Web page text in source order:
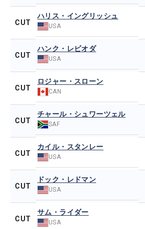
CUT
ハリス・イングリッシュ
USA
CUT
ハンク・レビオダ
USA
CUT
ロジャー・スローン
CAN
CUT
チャール・シュワーツェル
SAF
CUT
カイル・スタンレー
USA
CUT
ドック・レドマン
USA
CUT
サム・ライダー
USA